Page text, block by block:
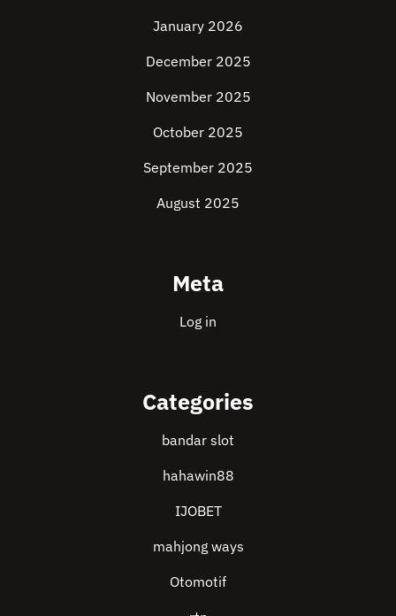
January 2026
December 2025
November 2025
October 2025
September 2025
August 2025
Meta
Log in
Categories
bandar slot
hahawin88
IJOBET
mahjong ways
Otomotif